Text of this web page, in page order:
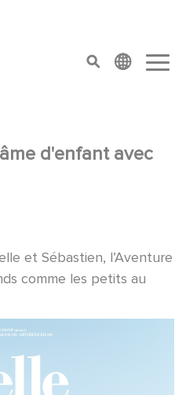
top menu
d'enfant avec
et Sébastien, l’Aventure
comme les petits au